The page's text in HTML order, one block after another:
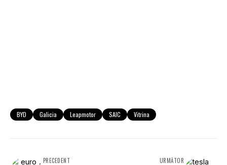
BYD Galicia Leapmotor SAIC Vitrina
PRECEDENT URMĂTOR